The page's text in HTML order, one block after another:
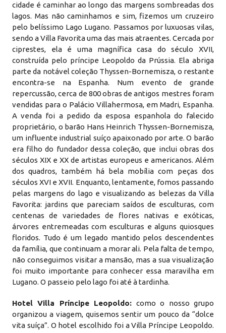
cidade é caminhar ao longo das margens sombreadas dos
lagos. Mas não caminhamos e sim, fizemos um cruzeiro
pelo belíssimo Lago Lugano. Passamos por luxuosas vilas,
sendo a Villa Favorita uma das mais atraentes. Cercada por
ciprestes, ela é uma magnífica casa do século XVII,
construída pelo príncipe Leopoldo da Prússia. Ela abriga
parte da notável coleção Thyssen-Bornemisza, o restante
encontra-se na Espanha. Num evento de grande
repercussão, cerca de 800 obras de antigos mestres foram
vendidas para o Palácio Villahermosa, em Madri, Espanha.
A venda foi a pedido da esposa espanhola do falecido
proprietário, o barão Hans Heinrich Thyssen-Bornemisza,
um influente industrial suíço apaixonado por arte. O barão
era filho do fundador dessa coleção, que inclui obras dos
séculos XIX e XX de artistas europeus e americanos. Além
dos quadros, também há bela mobília com peças dos
séculos XVI e XVII. Enquanto, lentamente, fomos passando
pelas margens do lago e visualizando as belezas da Villa
Favorita: jardins que pareciam saídos de esculturas, com
centenas de variedades de flores nativas e exóticas,
árvores entremeadas com esculturas e alguns quiosques
floridos. Tudo é um legado mantido pelos descendentes
da família, que continuam a morar ali. Pela falta de tempo,
não conseguimos visitar a mansão, mas a sua visualização
foi muito importante para conhecer essa maravilha em
Lugano. O passeio pelo lago foi até à tardinha.
Hotel Villa Príncipe Leopoldo: como o nosso grupo
organizou a viagem, quisemos sentir um pouco da “dolce
vita suíça”. O hotel escolhido foi a Villa Príncipe Leopoldo.